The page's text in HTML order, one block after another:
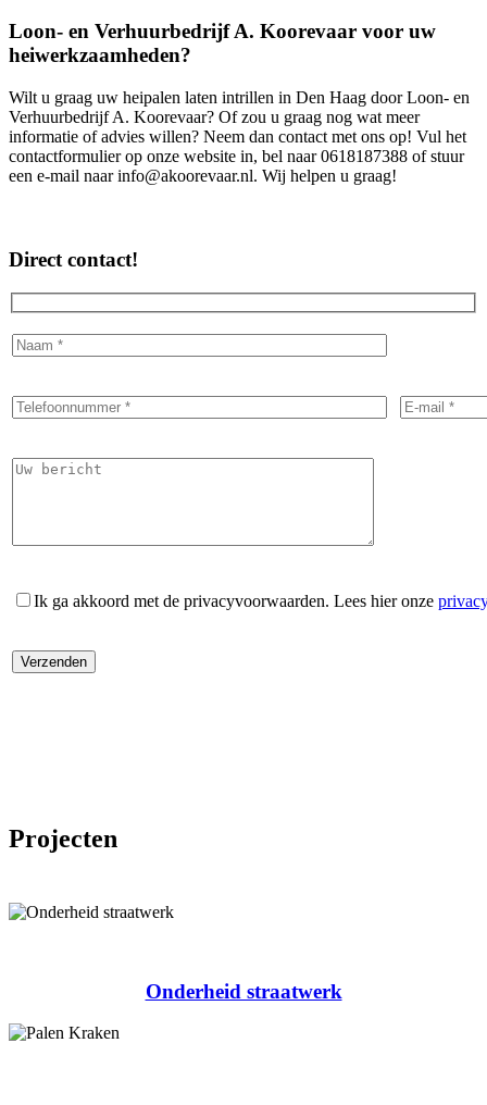
Loon- en Verhuurbedrijf A. Koorevaar voor uw
heiwerkzaamheden?
Wilt u graag uw heipalen laten intrillen in Den Haag door Loon- en
Verhuurbedrijf A. Koorevaar? Of zou u graag nog wat meer
informatie of advies willen? Neem dan contact met ons op! Vul het
contactformulier op onze website in, bel naar 0618187388 of stuur
een e-mail naar info@akoorevaar.nl. Wij helpen u graag!
Direct contact!
Ik ga akkoord met de privacyvoorwaarden. Lees hier onze
Projecten
Onderheid straatwerk